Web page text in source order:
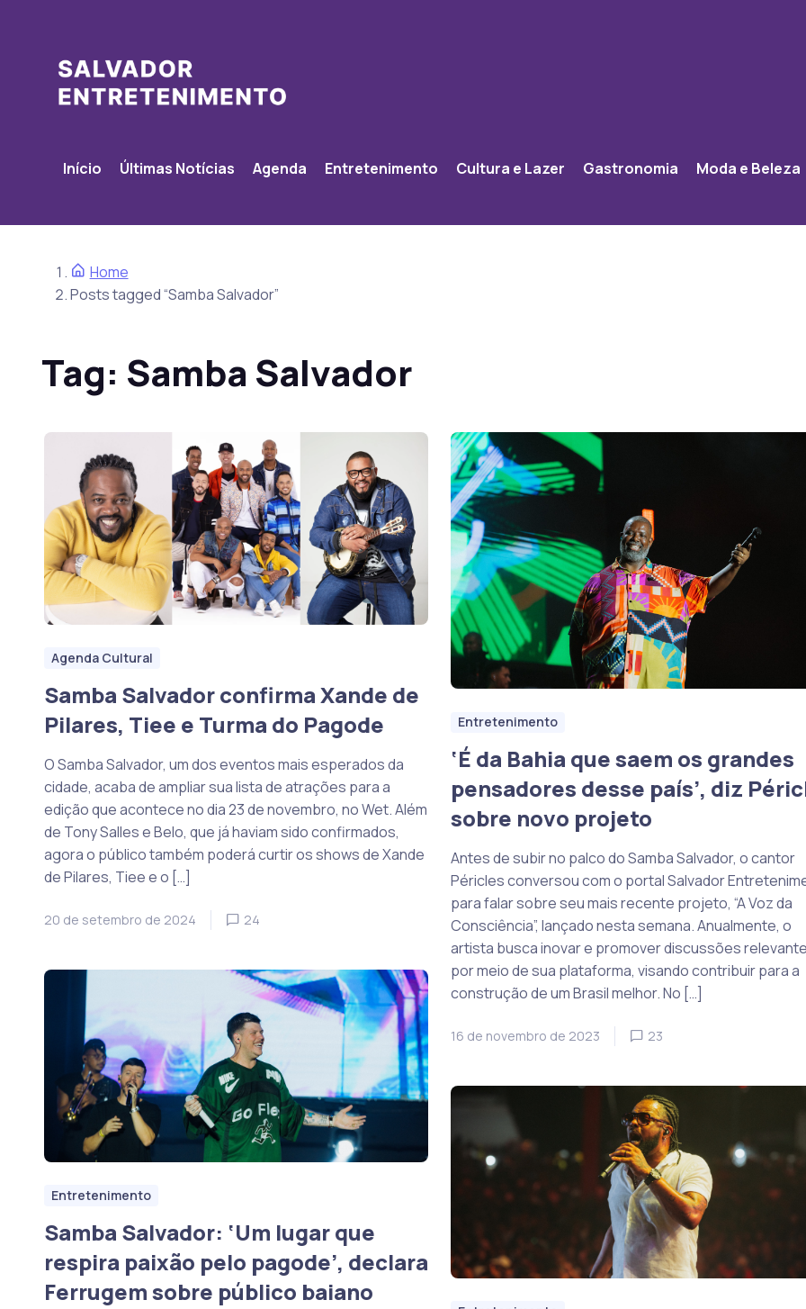
Início Últimas Notícias Agenda Entretenimento Cultura e Lazer Gastronomia Moda e Beleza
Home
Posts tagged “Samba Salvador”
Tag: Samba Salvador
Agenda Cultural
Samba Salvador confirma Xande de
Pilares, Tiee e Turma do Pagode
O Samba Salvador, um dos eventos mais esperados da
cidade, acaba de ampliar sua lista de atrações para a
edição que acontece no dia 23 de novembro, no Wet. Além
de Tony Salles e Belo, que já haviam sido confirmados,
agora o público também poderá curtir os shows de Xande
de Pilares, Tiee e o […]
20 de setembro de 2024 24
Entretenimento
‘É da Bahia que saem os grandes
pensadores desse país’, diz
sobre novo projeto
Antes de subir no palco do Samba Salvador, o cantor
Péricles conversou com o portal Salvador
para falar sobre seu mais recente projeto, “A Voz da
Consciência”, lançado nesta semana. Anualmente, o
artista busca inovar e promover discussões
por meio de sua plataforma, visando contribuir para a
construção de um Brasil melhor. No […]
16 de novembro de 2023 23
Entretenimento
Samba Salvador: ‘Um lugar que
respira paixão pelo pagode’, declara
Ferrugem sobre público baiano